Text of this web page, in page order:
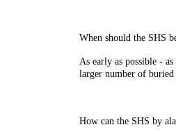
When should the SHS
As early as possible - as
larger number of
How can the SHS by